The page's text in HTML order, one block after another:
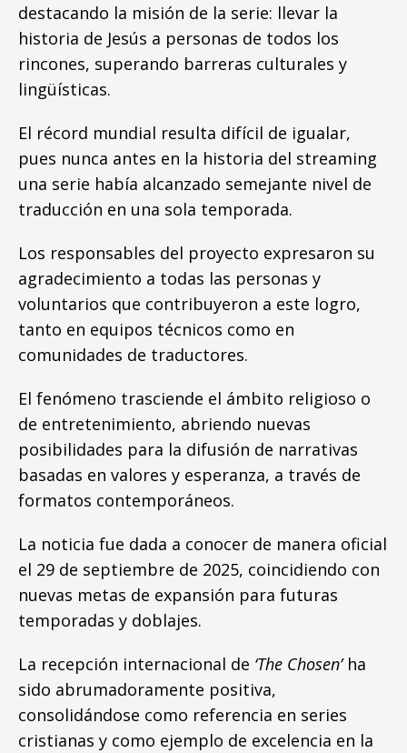
destacando la misión de la serie: llevar la
historia de Jesús a personas de todos los
rincones, superando barreras culturales y
lingüísticas.
El récord mundial resulta difícil de igualar,
pues nunca antes en la historia del streaming
una serie había alcanzado semejante nivel de
traducción en una sola temporada.
Los responsables del proyecto expresaron su
agradecimiento a todas las personas y
voluntarios que contribuyeron a este logro,
tanto en equipos técnicos como en
comunidades de traductores.
El fenómeno trasciende el ámbito religioso o
de entretenimiento, abriendo nuevas
posibilidades para la difusión de narrativas
basadas en valores y esperanza, a través de
formatos contemporáneos.
La noticia fue dada a conocer de manera oficial
el 29 de septiembre de 2025, coincidiendo con
nuevas metas de expansión para futuras
temporadas y doblajes.
La recepción internacional de ‘The Chosen’ha
sido abrumadoramente positiva,
consolidándose como referencia en series
cristianas y como ejemplo de excelencia en la